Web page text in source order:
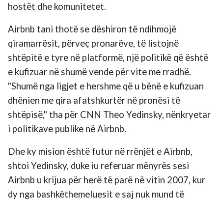
hostët dhe komunitetet.
Airbnb tani thotë se dëshiron të ndihmojë
qiramarrësit, përveç pronarëve, të listojnë
shtëpitë e tyre në platformë, një politikë që është
e kufizuar në shumë vende për vite me rradhë.
"Shumë nga ligjet e hershme që u bënë e kufizuan
dhënien me qira afatshkurtër në pronësi të
shtëpisë," tha për CNN Theo Yedinsky, nënkryetar
i politikave publike në Airbnb.
Dhe ky mision është futur në rrënjët e Airbnb,
shtoi Yedinsky, duke iu referuar mënyrës sesi
Airbnb u krijua për herë të parë në vitin 2007, kur
dy nga bashkëthemeluesit e saj nuk mund të